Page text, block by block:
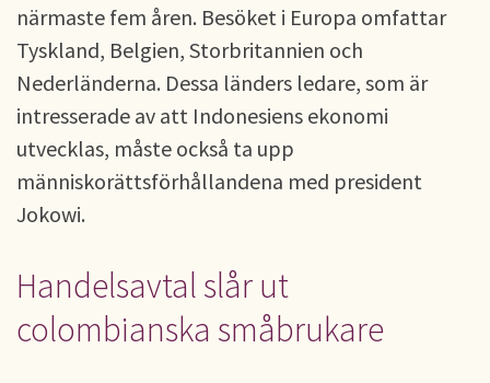
närmaste fem åren. Besöket i Europa omfattar
Tyskland, Belgien, Storbritannien och
Nederländerna. Dessa länders ledare, som är
intresserade av att Indonesiens ekonomi
utvecklas, måste också ta upp
människorättsförhållandena med president
Jokowi.
Handelsavtal slår ut
colombianska småbrukare